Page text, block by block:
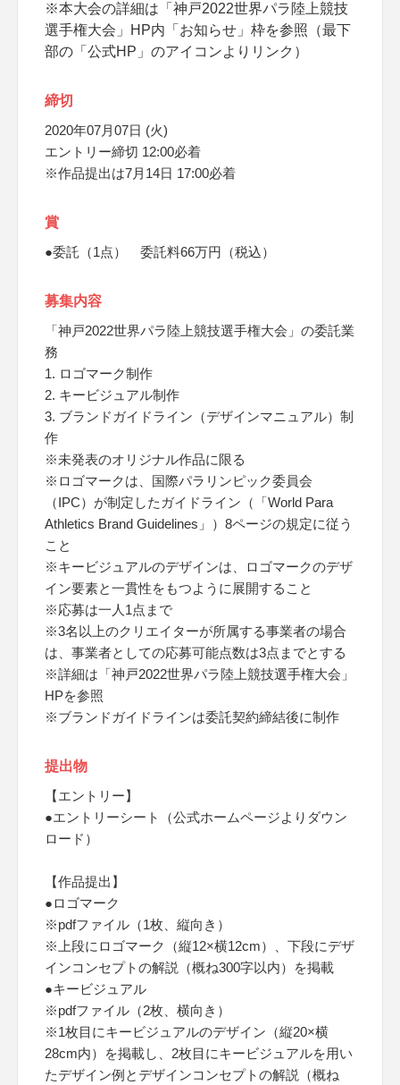
※本大会の詳細は「神戸2022世界パラ陸上競技
選手権大会」HP内「お知らせ」枠を参照（最下
部の「公式HP」のアイコンよりリンク）
締切
2020年07月07日 (火)
エントリー締切 12:00必着
※作品提出は7月14日 17:00必着
賞
●委託（1点） 委託料66万円（税込）
募集内容
「神戸2022世界パラ陸上競技選手権大会」の委託業
務
1. ロゴマーク制作
2. キービジュアル制作
3. ブランドガイドライン（デザインマニュアル）制
作
※未発表のオリジナル作品に限る
※ロゴマークは、国際パラリンピック委員会
（IPC）が制定したガイドライン（「World Para
Athletics Brand Guidelines」）8ページの規定に従う
こと
※キービジュアルのデザインは、ロゴマークのデザ
イン要素と一貫性をもつように展開すること
※応募は一人1点まで
※3名以上のクリエイターが所属する事業者の場合
は、事業者としての応募可能点数は3点までとする
※詳細は「神戸2022世界パラ陸上競技選手権大会」
HPを参照
※ブランドガイドラインは委託契約締結後に制作
提出物
【エントリー】
●エントリーシート（公式ホームページよりダウン
ロード）
【作品提出】
●ロゴマーク
※pdfファイル（1枚、縦向き）
※上段にロゴマーク（縦12×横12cm）、下段にデザ
インコンセプトの解説（概ね300字以内）を掲載
●キービジュアル
※pdfファイル（2枚、横向き）
※1枚目にキービジュアルのデザイン（縦20×横
28cm内）を掲載し、2枚目にキービジュアルを用い
たデザイン例とデザインコンセプトの解説（概ね